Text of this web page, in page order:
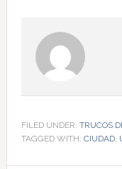
FILED UNDER: TRUCOS
TAGGED WITH: CIUDAD,